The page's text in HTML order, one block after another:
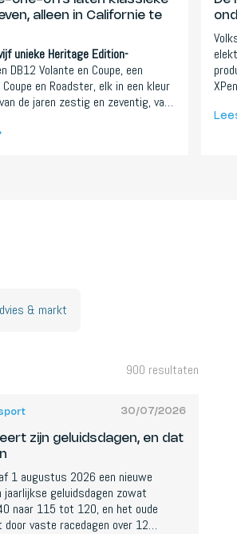
alleen in Californie te
unieke Heritage Edition-
DB12 Volante en Coupe, een
en Roadster, elk in een kleur
de jaren zestig en zeventig, van
in Newport Beach, Californie,
& markt
900 resultaten
30/07/2026
zijn geluidsdagen, en dat
1 augustus 2026 een nieuwe
jaarlijkse geluidsdagen zowat
naar 115 tot 120, en het oude
vaste racedagen over 12